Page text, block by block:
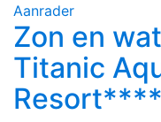
Aanrader
Zon en
Titanic
Resort****